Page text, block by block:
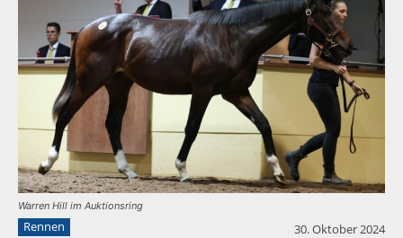
Warren Hill im Auktionsring
Rennen 30. Oktober 2024